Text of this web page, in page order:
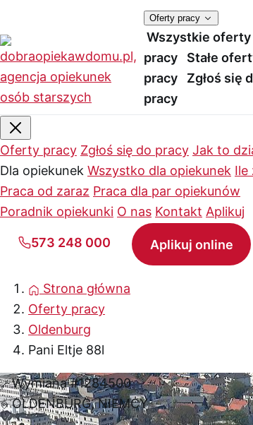
Oferty pracy
Wszystkie oferty
pracy
Stałe
pracy
Zgłoś się
pracy
Oferty pracy Zgłoś się do pracy Jak to
Dla opiekunek Wszystko dla opiekunek Ile
Praca od zaraz Praca dla par opiekunów
Poradnik opiekunki O nas Kontakt Aplikuj
573 248 000 Aplikuj online
Strona główna
Oferty pracy
Oldenburg
Pani Eltje 88l
Wymiana #1284500
OLDENBURG, NIEMCY